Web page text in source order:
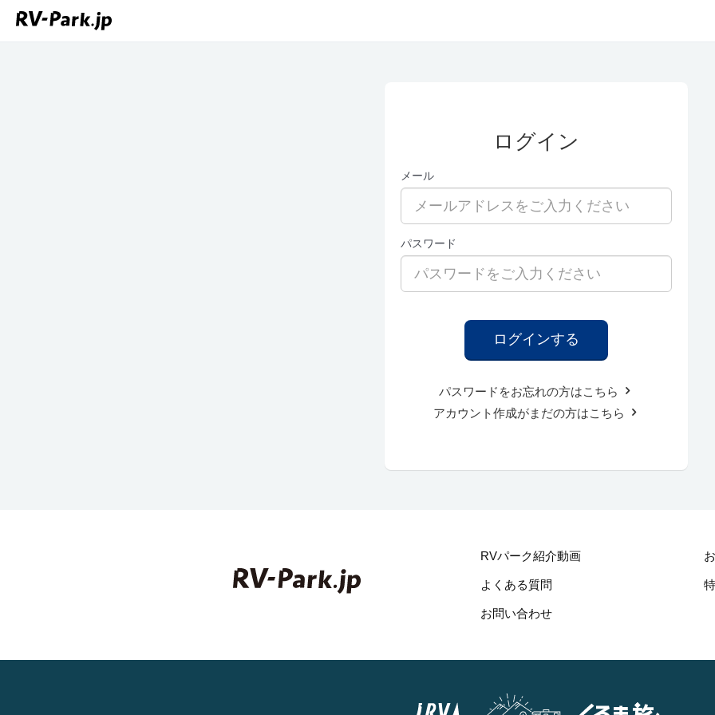
ログイン
メール
パスワード
パスワードをお忘れの方はこちら
アカウント作成がまだの方はこちら
RVパーク紹介動画
よくある質問
お問い合わせ